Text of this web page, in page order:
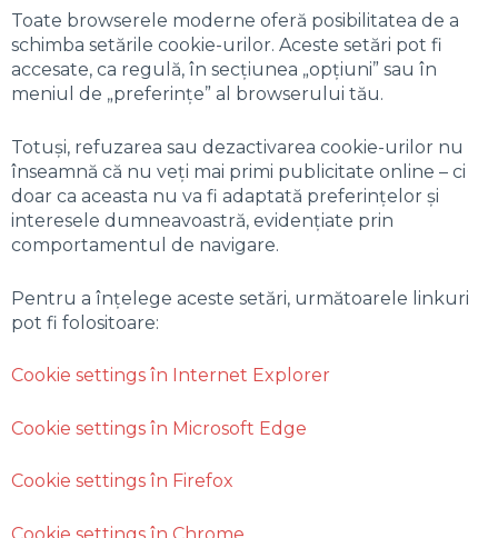
Toate browserele moderne oferă posibilitatea de a
schimba setările cookie-urilor. Aceste setări pot fi
accesate, ca regulă, în secțiunea „opțiuni” sau în
meniul de „preferințe” al browserului tău.
Totuși, refuzarea sau dezactivarea cookie-urilor nu
înseamnă că nu veți mai primi publicitate online – ci
doar ca aceasta nu va fi adaptată preferințelor și
interesele dumneavoastră, evidențiate prin
comportamentul de navigare.
Pentru a înțelege aceste setări, următoarele linkuri
pot fi folositoare:
Cookie settings în Internet Explorer
Cookie settings în Microsoft Edge
Cookie settings în Firefox